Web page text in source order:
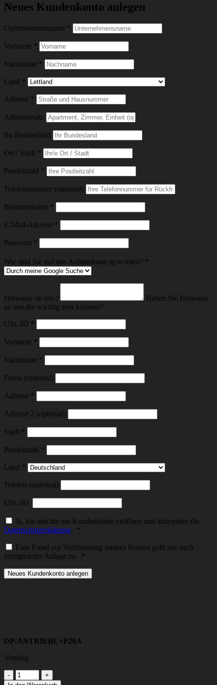
Neues Kundenkonto anlegen
Unternehmensname *
Vorname *
Nachname *
Land *
Adresse *
Adresszusatz
Ihr Bundesland
Ort / Stadt *
Postleitzahl *
Telefonnummer (optional)
Benutzername *
E-Mail-Adresse *
Passwort *
Wie sind Sie auf uns Aufmerksam geworden? *
Hinweise an uns?
Haben Sie Hinweise
an uns die wichtig sein könnten?
USt.-ID *
Vorname *
Nachname *
Firma (optional)
Adresse *
Adresse 2 (optional)
Stadt *
Postleitzahl *
Land *
Telefon (optional)
USt.-ID
Ja, ich möchte ein Kundenkonto eröffnen und akzeptiere die
Datenschutzerklärung. *
Eine Email zur Verifizierung meines Kontos geht mir nach
erfolgreicher Anlage zu. *
Neues Kundenkonto anlegen
DP-ANTRIEBC+P20A
Vorrätig
DP-
ANTRIEBC+P20A